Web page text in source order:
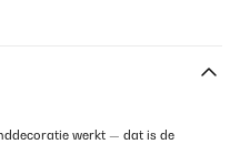
werkt — dat is de